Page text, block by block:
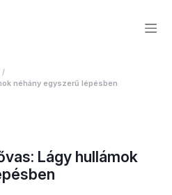
néhány egyszerű lépésben
Lágy hullámok